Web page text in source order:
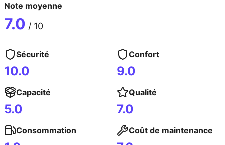
Note moyenne
7.0 / 10
Sécurité
10.0
Confort
9.0
Capacité
5.0
Qualité
7.0
Consommation Coût de maintenance